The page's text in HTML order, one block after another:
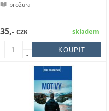
brožura
skladem
+
-
35,-CZK